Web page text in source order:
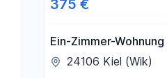
375 €
Ein-Zimmer-
Universität - ideal für
24106 Kiel (Wik)